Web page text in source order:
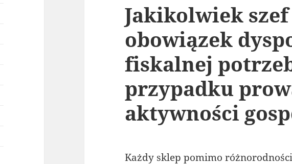
Jakikolwiek
obowiązek
fiskalnej
przypadku
aktywności
Każdy sklep pomimo